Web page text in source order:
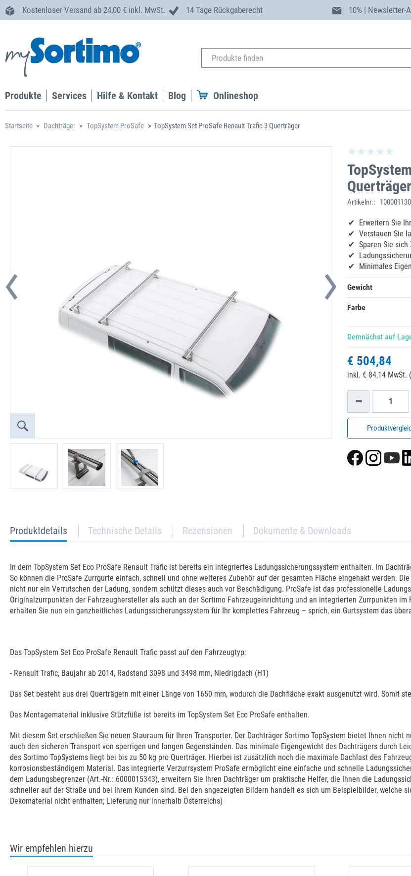
Kostenloser Versand ab 24,00 € inkl. MwSt. 14 Tage Rückgaberecht 10% | Newsletter-
Produkte Services Hilfe & Kontakt Blog Onlineshop
Startseite Dachträger TopSystem ProSafe TopSystem Set ProSafe Renault Trafic 3 Querträger
Querträger
Artikelnr.:
Erweitern Sie
Verstauen Sie
Sparen Sie
Minimales
Gewicht
Farbe
Demnächst auf
€ 504,84
inkl. € 84,14 MwSt.
current
tab:
Produktdetails Technische Details Rezensionen Dokumente & Downloads
In dem TopSystem Set Eco ProSafe Renault Trafic ist bereits ein integriertes Ladungssicherungssystem enthalten. Im
So können die ProSafe Zurrgurte einfach, schnell und ohne weiteres Zubehör auf der gesamten Fläche eingehakt werden.
nicht nur ein Verrutschen der Ladung, sondern schützt dieses auch vor Beschädigung. ProSafe ist das professionelle
Originalzurrpunkten der Fahrzeughersteller als auch an der Sortimo Fahrzeugeinrichtung und an integrierten Zurrpunkten
erhalten Sie nun ein ganzheitliches Ladungssicherungssystem für Ihr komplettes Fahrzeug – sprich, ein Gurtsystem das
Das TopSystem Set Eco ProSafe Renault Trafic passt auf den Fahrzeugtyp:
- Renault Trafic, Baujahr ab 2014, Radstand 3098 und 3498 mm, Niedrigdach (H1)
Das Set besteht aus drei Querträgern mit einer Länge von 1650 mm, wodurch die Dachfläche exakt ausgenutzt wird. Somit
Das Montagematerial inklusive Stützfüße ist bereits im TopSystem Set Eco ProSafe enthalten.
Mit diesem Set erschließen Sie neuen Stauraum für Ihren Transporter. Der Dachträger Sortimo TopSystem bietet Ihnen
auch den sicheren Transport von sperrigen und langen Gegenständen. Das minimale Eigengewicht des Dachträgers durch
des Sortimo TopSystems liegt bei bis zu 50 kg pro Querträger. Hierbei ist zusätzlich noch die maximale Dachlast des
korrosionsbeständigem Material. Das integrierte Verzurrsystem ProSafe ermöglicht eine einfache und schnelle
dem Ladungsbegrenzer (Art.-Nr.: 6000015343), erweitern Sie Ihren Dachträger um praktische Helfer, die Ihnen die
schneller auf der Straße und bei Ihrem Kunden sind. Bei den angezeigten Bildern handelt es sich um Beispielbilder, welche
Dekomaterial nicht enthalten; Lieferung nur innerhalb Österreichs)
Wir empfehlen hierzu